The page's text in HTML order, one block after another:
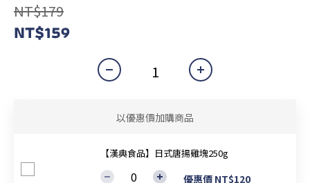
NT$179
NT$159
以優惠價加購商品
【漢典食品】日式唐揚雞塊250g
優惠價 NT$120